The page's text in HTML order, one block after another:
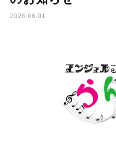
2026.06.01